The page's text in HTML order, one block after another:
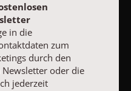
Newsletter
Pastoralblätter-Newsletter
meiner Kontaktdaten
durch den Verlag Herder ein.
kann ich jederzeit
in die
zum
durch den
oder die
jederzeit